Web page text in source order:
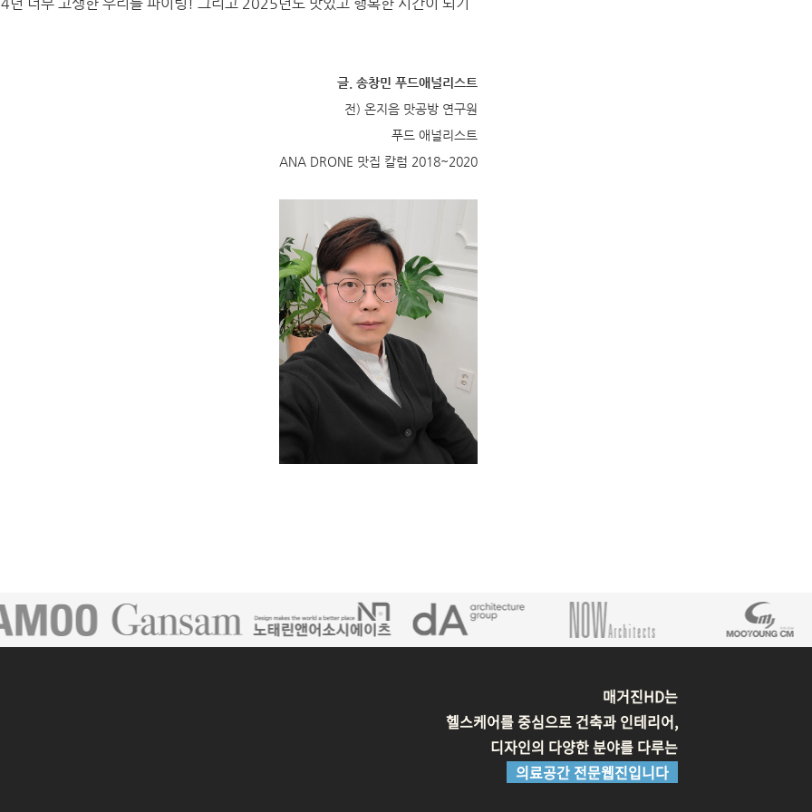
글. 송창민 푸드애널리스트
전) 온지음 맛공방 연구원
푸드 애널리스트
ANA DRONE 맛집 칼럼 2018~2020
매거진HD는
헬스케어를 중심으로 건축과 인테리어,
디자인의 다양한 분야를 다루는
의료공간 전문웹진입니다